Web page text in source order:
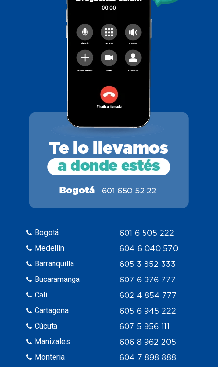
Bogotá
Medellín
Barranquilla
Bucaramanga
Cali
Cartagena
Cúcuta
Manizales
Monteria
601 6 505 222
604 6 040 570
605 3 852 333
607 6 976 777
602 4 854 777
605 6 945 222
607 5 956 111
606 8 962 205
604 7 898 888